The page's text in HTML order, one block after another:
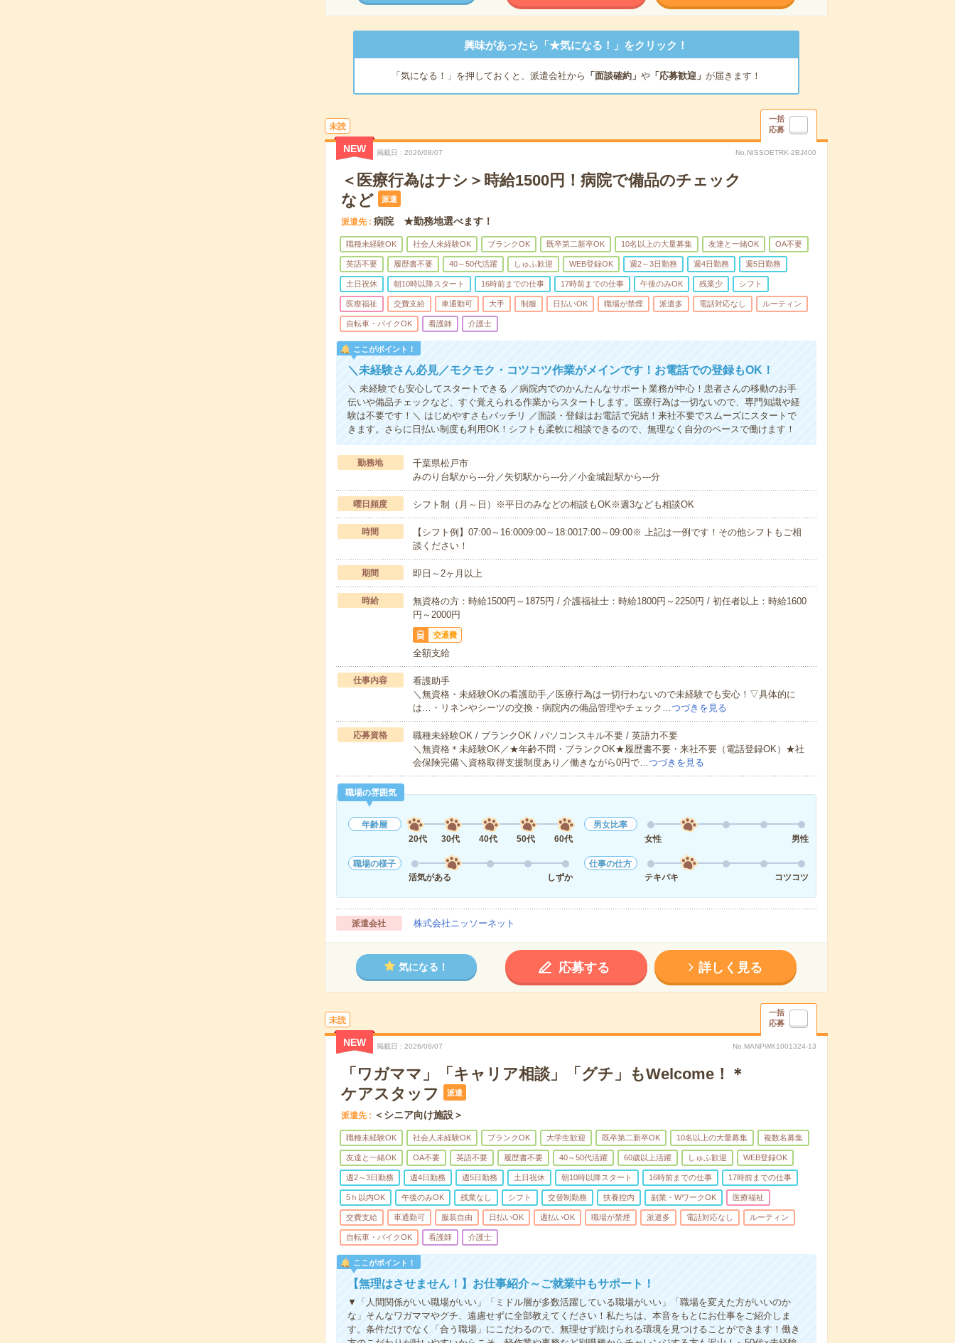
興味があったら「★気になる！」をクリック！
「気になる！」を押しておくと、派遣会社から 「面談確約」 や「応募歓迎」 が届きます！
未読
一括
応募
NEW 掲載日 2026/08/07 No.NISSOETRK-2BJ400
＜医療行為はナシ＞時給1500円！病院で備品のチェック
など
派遣
派遣先 病院 ★勤務地選べます！
職種未経験OK 社会人未経験OK ブランクOK 既卒第二新卒OK 10名以上の大量募集 友達と一緒OK OA不要
英語不要 履歴書不要 40～50代活躍 しゅふ歓迎 WEB登録OK 週2～3日勤務 週4日勤務 週5日勤務
土日祝休 朝10時以降スタート 16時前までの仕事 17時前までの仕事 午後のみOK 残業少 シフト
医療福祉 交費支給 車通勤可 大手 制服 日払いOK 職場が禁煙 派遣多 電話対応なし ルーティン
自転車・バイクOK 看護師 介護士
ここがポイント！
＼未経験さん必見／モクモク・コツコツ作業がメインです！お電話での登録もOK！
＼ 未経験でも安心してスタートできる ／病院内でのかんたんなサポート業務が中心！患者さんの移動のお手
伝いや備品チェックなど、すぐ覚えられる作業からスタートします。医療行為は一切ないので、専門知識や経
験は不要です！＼ はじめやすさもバッチリ ／面談・登録はお電話で完結！来社不要でスムーズにスタートで
きます。さらに日払い制度も利用OK！シフトも柔軟に相談できるので、無理なく自分のペースで働けます！
勤務地
千葉県松戸市
みのり台駅から---分／矢切駅から---分／小金城趾駅から---分
曜日頻度 シフト制（月～日）※平日のみなどの相談もOK※週3なども相談OK
時間
【シフト例】07:00～16:0009:00～18:0017:00～09:00※ 上記は一例です！その他シフトもご相
談ください！
期間 即日～2ヶ月以上
時給
無資格の方：時給1500円～1875円 / 介護福祉士：時給1800円～2250円 / 初任者以上：時給1600
円～2000円
交通費
全額支給
仕事内容
看護助手
＼無資格・未経験OKの看護助手／医療行為は一切行わないので未経験でも安心！▽具体的に
は…・リネンやシーツの交換・病院内の備品管理やチェック…つづきを見る
応募資格
職種未経験OK / ブランクOK / パソコンスキル不要 / 英語力不要
＼無資格＊未経験OK／★年齢不問・ブランクOK★履歴書不要・来社不要（電話登録OK）★社
会保険完備＼資格取得支援制度あり／働きながら0円で…つづきを見る
職場の雰囲気
年齢層
20代
30代 40代 50代 60代
男女比率
女性
男性
職場の様子
活気がある
しずか
仕事の仕方
テキパキ
コツコツ
派遣会社 株式会社ニッソーネット
気になる！ 応募する 詳しく見る
未読
一括
応募
NEW 掲載日 2026/08/07 No.MANPWK1001324-13
「ワガママ」「キャリア相談」「グチ」もWelcome！＊
ケアスタッフ
派遣
派遣先 ＜シニア向け施設＞
職種未経験OK 社会人未経験OK ブランクOK 大学生歓迎 既卒第二新卒OK 10名以上の大量募集 複数名募集
友達と一緒OK OA不要 英語不要 履歴書不要 40～50代活躍 60歳以上活躍 しゅふ歓迎 WEB登録OK
週2～3日勤務 週4日勤務 週5日勤務 土日祝休 朝10時以降スタート 16時前までの仕事 17時前までの仕事
5ｈ以内OK 午後のみOK 残業なし シフト 交替制勤務 扶養控内 副業・WワークOK 医療福祉
交費支給 車通勤可 服装自由 日払いOK 週払いOK 職場が禁煙 派遣多 電話対応なし ルーティン
自転車・バイクOK 看護師 介護士
ここがポイント！
【無理はさせません！】お仕事紹介～ご就業中もサポート！
▼「人間関係がいい職場がいい」「ミドル層が多数活躍している職場がいい」「職場を変えた方がいいのか
な」そんなワガママやグチ、遠慮せずに全部教えてください！私たちは、本音をもとにお仕事をご紹介しま
す。条件だけでなく「合う職場」にこだわるので、無理せず続けられる環境を見つけることができます！働き